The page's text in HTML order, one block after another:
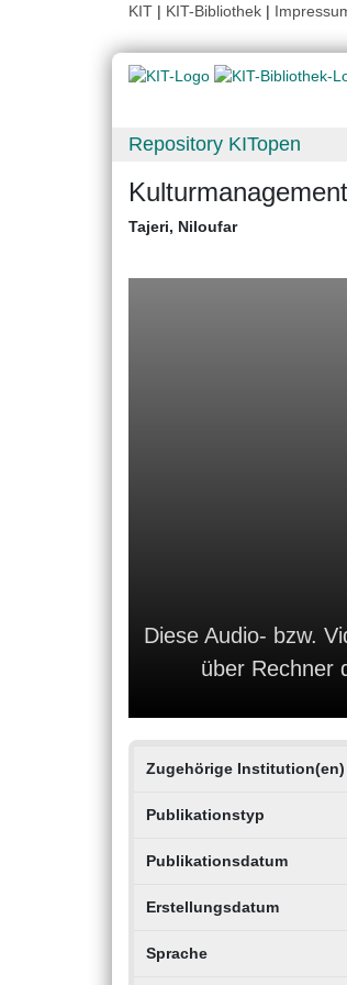
KIT | KIT-Bibliothek |
Repository KITopen
Tajeri, Niloufar
Diese Audio- bzw.
über Rechner
Zugehörige Institution(en)
Publikationstyp
Publikationsdatum
Erstellungsdatum
Sprache